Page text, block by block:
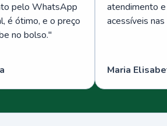
pelo WhatsApp
é ótimo, e o preço
no bolso."
atendimento
acessíveis
Maria